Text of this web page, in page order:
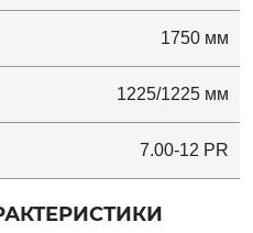
1750 мм
1225/1225 мм
7.00-12 PR